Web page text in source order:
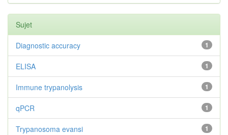
Sujet
1
Diagnostic accuracy
1
ELISA
1
Immune trypanolysis
1
qPCR
1
Trypanosoma evansi